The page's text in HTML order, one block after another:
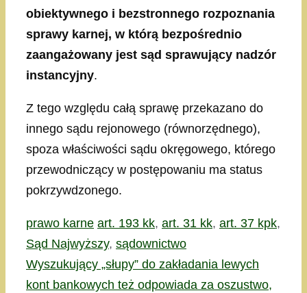
obiektywnego i bezstronnego rozpoznania
sprawy karnej, w którą bezpośrednio
zaangażowany jest sąd sprawujący nadzór
instancyjny.
Z tego względu całą sprawę przekazano do
innego sądu rejonowego (równorzędnego),
spoza właściwości sądu okręgowego, którego
przewodniczący w postępowaniu ma status
pokrzywdzonego.
Kategorie
prawo karne Tagi
art. 193 kk, art. 31 kk, art. 37 kpk,
Sąd Najwyższy, sądownictwo
Wyszukujący „słupy” do zakładania lewych
kont bankowych też odpowiada za oszustwo,